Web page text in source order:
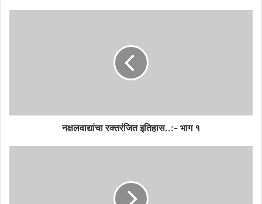
नक्षलवाद्यांचा रक्तरंजित इतिहास..:- भाग १